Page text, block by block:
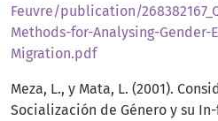
Feuvre/publication/
Methods-for-Analysing-
Migration.pdf
Meza, L., y Mata, L. (2001).
Socialización de Género y su